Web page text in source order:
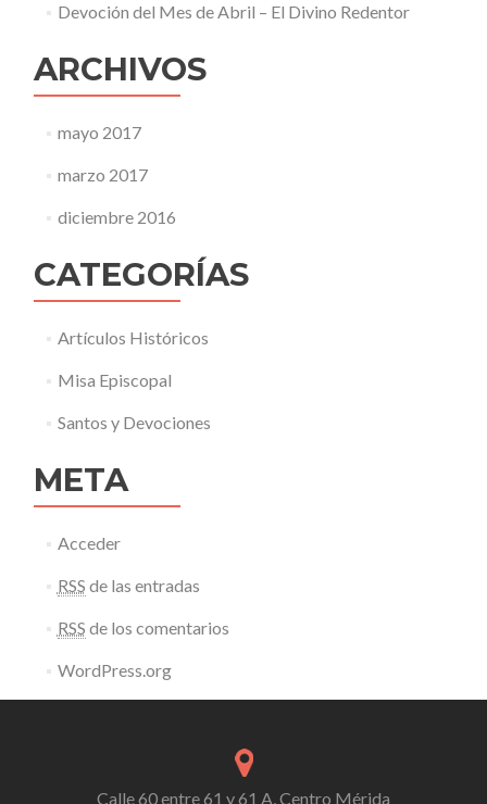
Devoción del Mes de Abril – El Divino Redentor
ARCHIVOS
mayo 2017
marzo 2017
diciembre 2016
CATEGORÍAS
Artículos Históricos
Misa Episcopal
Santos y Devociones
META
Acceder
RSS de las entradas
RSS de los comentarios
WordPress.org
Calle 60 entre 61 y 61 A, Centro Mérida